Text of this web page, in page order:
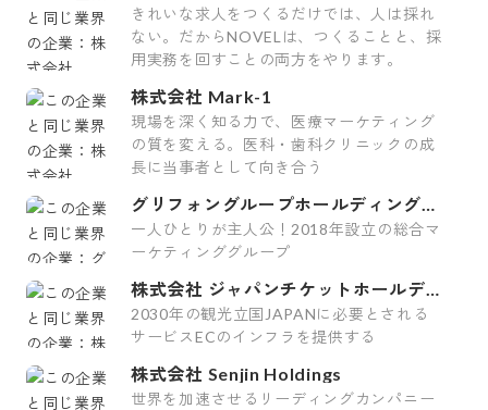
きれいな求人をつくるだけでは、人は採れ
ない。だからNOVELは、つくることと、採
用実務を回すことの両方をやります。
株式会社 Mark-1
現場を深く知る力で、医療マーケティング
の質を変える。医科・歯科クリニックの成
長に当事者として向き合う
グリフォングループホールディングス
株式会社
一人ひとりが主人公！2018年設立の総合マ
ーケティンググループ
株式会社 ジャパンチケットホールディ
ングス
2030年の観光立国JAPANに必要とされる
サービスECのインフラを提供する
株式会社 Senjin Holdings
世界を加速させるリーディングカンパニー